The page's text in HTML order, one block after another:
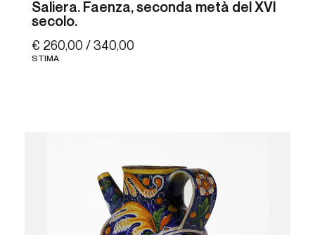
Saliera. Faenza, seconda metà del XVI
secolo.
€ 260,00 / 340,00
STIMA